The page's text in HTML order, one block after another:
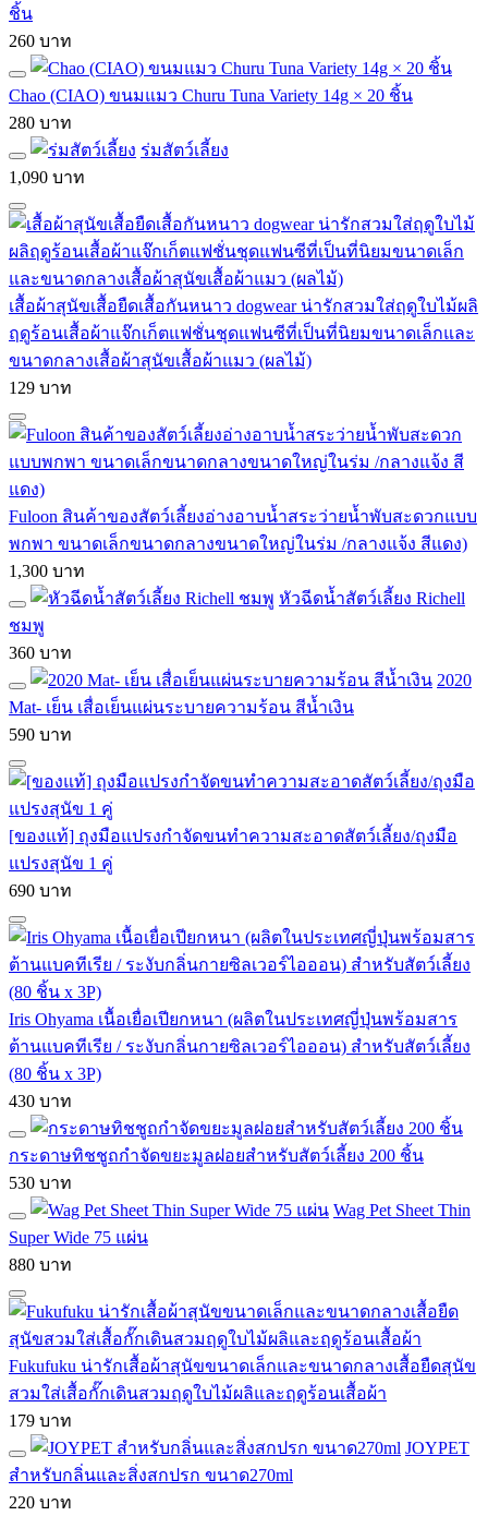
ชิ้น
260 บาท
Chao (CIAO) ขนมแมว Churu Tuna Variety 14g × 20 ชิ้น
280 บาท
ร่มสัตว์เลี้ยง
1,090 บาท
เสื้อผ้าสุนัขเสื้อยืดเสื้อกันหนาว dogwear น่ารักสวมใส่ฤดูใบไม้ผลิ
ฤดูร้อนเสื้อผ้าแจ๊กเก็ตแฟชั่นชุดแฟนซีที่เป็นที่นิยมขนาดเล็กและ
ขนาดกลางเสื้อผ้าสุนัขเสื้อผ้าแมว (ผลไม้)
129 บาท
Fuloon สินค้าของสัตว์เลี้ยงอ่างอาบน้ำสระว่ายน้ำพับสะดวกแบบ
พกพา ขนาดเล็กขนาดกลางขนาดใหญ่ในร่ม /กลางแจ้ง สีแดง)
1,300 บาท
หัวฉีดน้ำสัตว์เลี้ยง Richell
ชมพู
360 บาท
2020
Mat- เย็น เสื่อเย็นแผ่นระบายความร้อน สีน้ำเงิน
590 บาท
[ของแท้] ถุงมือแปรงกำจัดขนทำความสะอาดสัตว์เลี้ยง/ถุงมือ
แปรงสุนัข 1 คู่
690 บาท
Iris Ohyama เนื้อเยื่อเปียกหนา (ผลิตในประเทศญี่ปุ่นพร้อมสาร
ต้านแบคทีเรีย / ระงับกลิ่นกายซิลเวอร์ไอออน) สำหรับสัตว์เลี้ยง
(80 ชิ้น x 3P)
430 บาท
กระดาษทิชชูถกำจัดขยะมูลฝอยสำหรับสัตว์เลี้ยง 200 ชิ้น
530 บาท
Wag Pet Sheet Thin
Super Wide 75 แผ่น
880 บาท
Fukufuku น่ารักเสื้อผ้าสุนัขขนาดเล็กและขนาดกลางเสื้อยืดสุนัข
สวมใส่เสื้อกั๊กเดินสวมฤดูใบไม้ผลิและฤดูร้อนเสื้อผ้า
179 บาท
JOYPET
สำหรับกลิ่นและสิ่งสกปรก ขนาด270ml
220 บาท